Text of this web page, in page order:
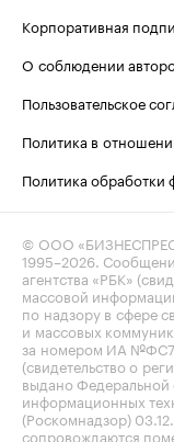
Корпоративная
О соблюдении
Пользовательское
Политика в
Политика обработки
© ООО
1995–2026.
агентства «РБК»
массовой
по надзору в сфере
и массовых
за номером ИА
(свидетельство о
выдано Федеральной
информационных
(Роскомнадзор)
сопровождаются